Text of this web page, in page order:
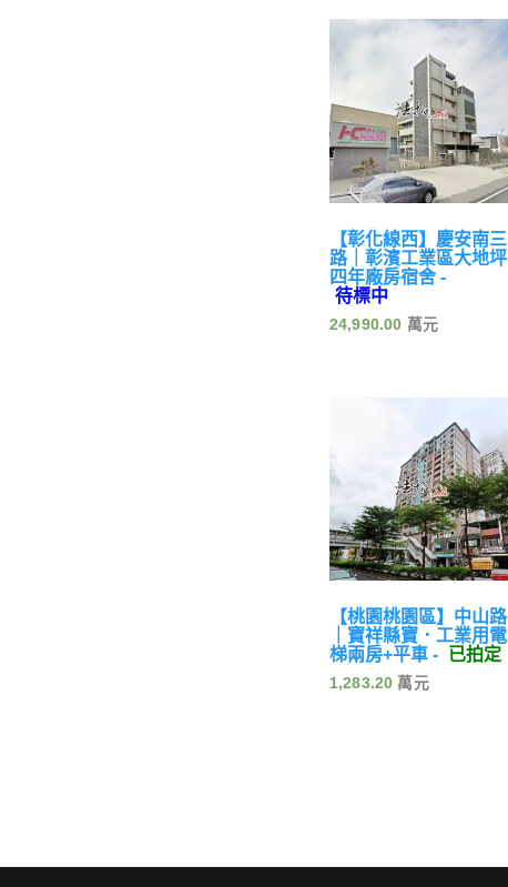
【彰化線西】慶安南三
路｜彰濱工業區大地坪
四年廠房宿舍 -
待標中
24,990.00
【桃園桃園區】中山路
｜寶祥縣寶．工業用電
梯兩房+平車 - 已拍定
1,283.20